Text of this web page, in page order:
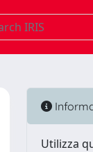
Utilizza